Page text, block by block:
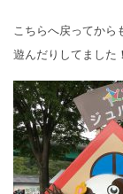
こちらへ戻ってから
遊んだりしてました！